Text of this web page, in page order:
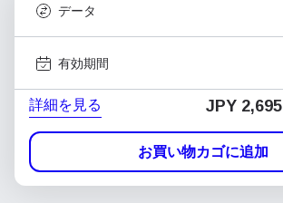
データ
有効期間
詳細を見る JPY 2,695
お買い物カゴに追加